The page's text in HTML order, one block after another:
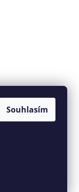
Souhlasím